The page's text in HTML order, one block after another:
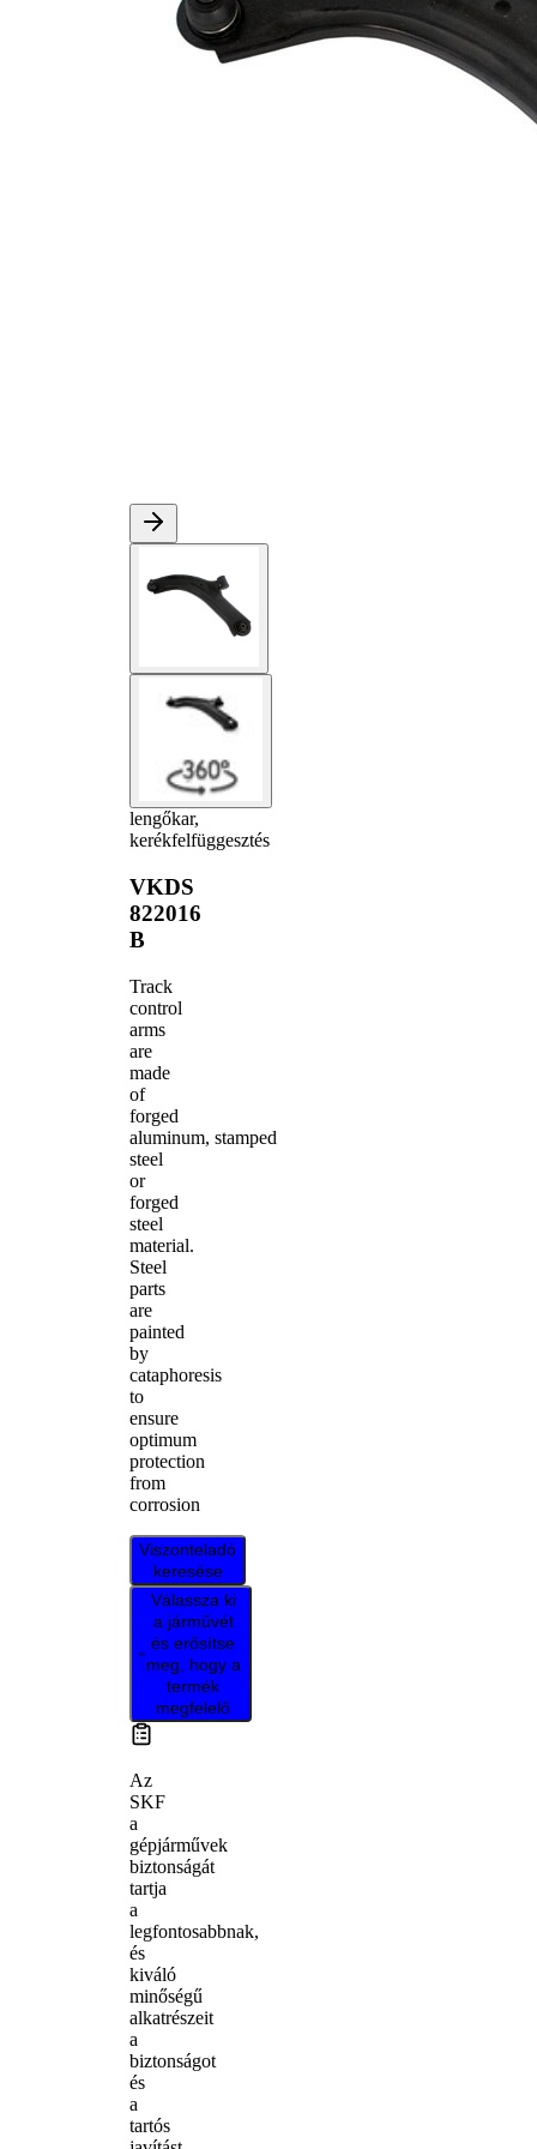
lengőkar,
kerékfelfüggesztés
VKDS
822016
B
Track
control
arms
are
made
of
forged
aluminum, stamped
steel
or
forged
steel
material.
Steel
parts
are
painted
by
cataphoresis
to
ensure
optimum
protection
from
corrosion
Viszonteladó
keresése
Válassza ki
a járművét
és erősítse
meg, hogy a
termék
megfelelő
Az
SKF
a
gépjárművek
biztonságát
tartja
a
legfontosabbnak,
és
kiváló
minőségű
alkatrészeit
a
biztonságot
és
a
tartós
info 2
Páros
cikkszám
VKDS 822017 B